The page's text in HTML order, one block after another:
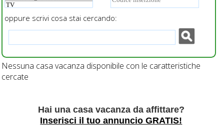
oppure scrivi cosa stai cercando:
Nessuna casa vacanza disponibile con le caratteristiche
cercate
Hai una casa vacanza da affittare?
Inserisci il tuo annuncio GRATIS!